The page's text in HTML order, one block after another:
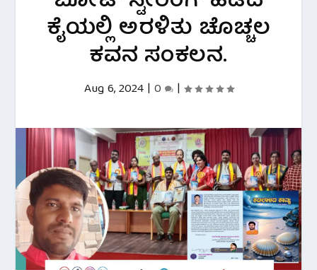
ಕೈಯಲ್ಲಿ ಅರಳಿತು ಚೊಚ್ಚಲ
ಕವನ ಸಂಕಲನ.
Aug 6, 2024| 0 |